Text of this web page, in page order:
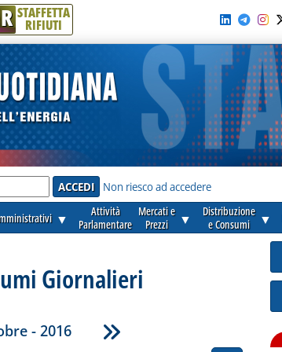
R STAFFETTA
RIFIUTI
Non riesco ad accedere
▼
Attività
Parlamentare
Mercati e
Prezzi
▼
Distribuzione
e Consumi
▼
Giornalieri
- 2016